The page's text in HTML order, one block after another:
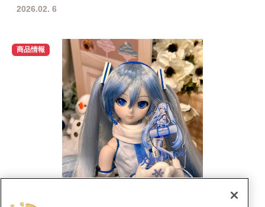
2026.02. 6
商品情報